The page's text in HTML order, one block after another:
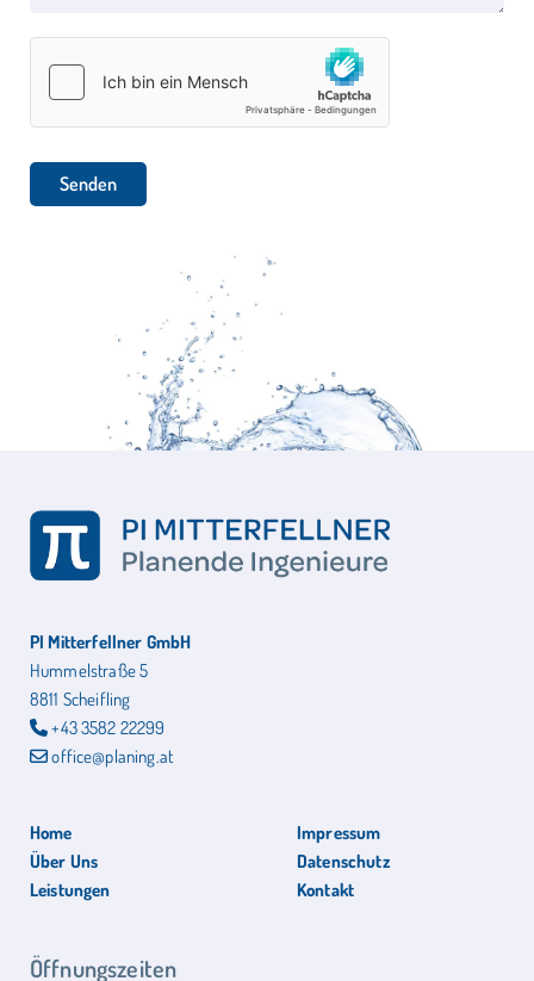
PI Mitterfellner GmbH
Hummelstraße 5
8811 Scheifling
 +43 3582 22299
 office@planing.at
Home
Über Uns
Leistungen
Impressum
Datenschutz
Kontakt
Öffnungszeiten